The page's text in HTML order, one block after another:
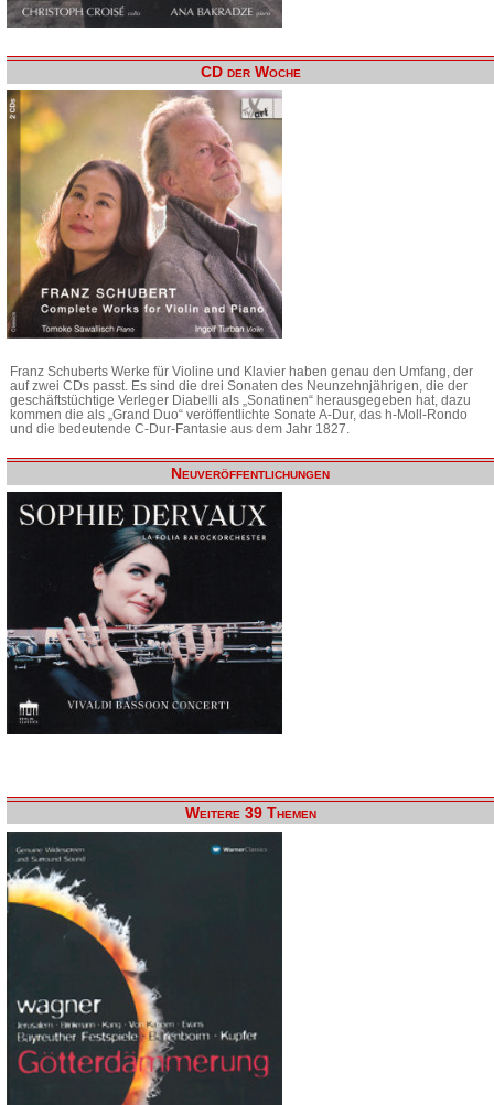
CD der Woche
Franz Schuberts Werke für Violine und Klavier haben genau den Umfang, der
auf zwei CDs passt. Es sind die drei Sonaten des Neunzehnjährigen, die der
geschäftstüchtige Verleger Diabelli als „Sonatinen“ herausgegeben hat, dazu
kommen die als „Grand Duo“ veröffentlichte Sonate A-Dur, das h-Moll-Rondo
und die bedeutende C-Dur-Fantasie aus dem Jahr 1827.
Neuveröffentlichungen
Weitere 39 Themen